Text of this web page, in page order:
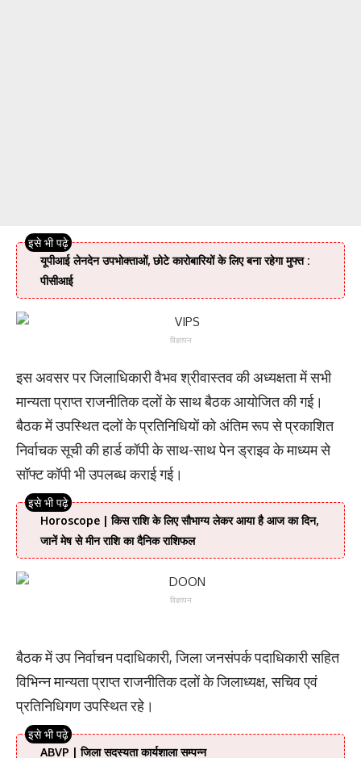
यूपीआई लेनदेन उपभोक्ताओं, छोटे कारोबारियों के लिए बना रहेगा मुफ्त :
पीसीआई
विज्ञापन
इस अवसर पर जिलाधिकारी वैभव श्रीवास्तव की अध्यक्षता में सभी
मान्यता प्राप्त राजनीतिक दलों के साथ बैठक आयोजित की गई।
बैठक में उपस्थित दलों के प्रतिनिधियों को अंतिम रूप से प्रकाशित
निर्वाचक सूची की हार्ड कॉपी के साथ-साथ पेन ड्राइव के माध्यम से
सॉफ्ट कॉपी भी उपलब्ध कराई गई।
Horoscope | किस राशि के लिए सौभाग्य लेकर आया है आज का दिन,
जानें मेष से मीन राशि का दैनिक राशिफल
विज्ञापन
बैठक में उप निर्वाचन पदाधिकारी, जिला जनसंपर्क पदाधिकारी सहित
विभिन्न मान्यता प्राप्त राजनीतिक दलों के जिलाध्यक्ष, सचिव एवं
प्रतिनिधिगण उपस्थित रहे।
ABVP | जिला सदस्यता कार्यशाला सम्पन्न